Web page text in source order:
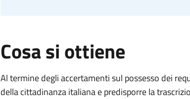
Cosa si ottiene
Al termine degli accertamenti sul possesso dei
della cittadinanza italiana e predisporre la